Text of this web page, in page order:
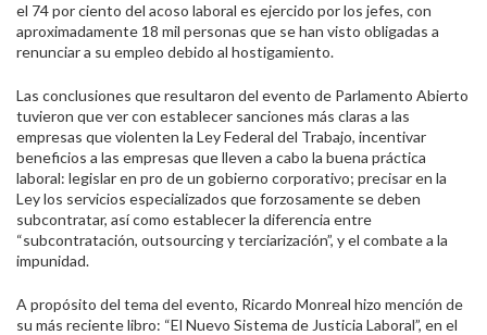
el 74 por ciento del acoso laboral es ejercido por los jefes, con
aproximadamente 18 mil personas que se han visto obligadas a
renunciar a su empleo debido al hostigamiento.
Las conclusiones que resultaron del evento de Parlamento Abierto
tuvieron que ver con establecer sanciones más claras a las
empresas que violenten la Ley Federal del Trabajo, incentivar
beneficios a las empresas que lleven a cabo la buena práctica
laboral: legislar en pro de un gobierno corporativo; precisar en la
Ley los servicios especializados que forzosamente se deben
subcontratar, así como establecer la diferencia entre
“subcontratación, outsourcing y terciarización”, y el combate a la
impunidad.
A propósito del tema del evento, Ricardo Monreal hizo mención de
su más reciente libro: “El Nuevo Sistema de Justicia Laboral”, en el